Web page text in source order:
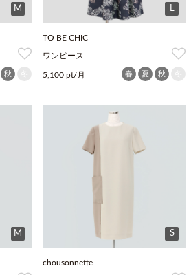
M
秋
L
TO BE CHIC
ワンピース
5,100 pt/月 春 夏 秋
M S
chousonnette